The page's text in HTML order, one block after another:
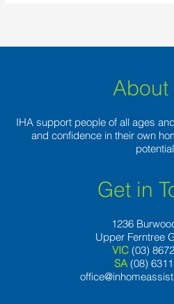
About
IHA support people of all ages
and confidence in their own
Get in
1236
Upper Ferntree
VIC (03)
SA (08)